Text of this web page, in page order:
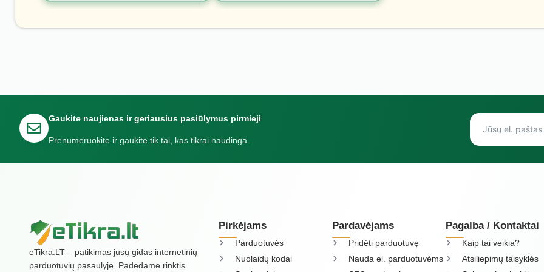
Gaukite naujienas ir geriausius pasiūlymus pirmieji
Prenumeruokite ir gaukite tik tai, kas tikrai naudinga.
eTikra.LT – patikimas jūsų gidas internetinių
parduotuvių pasaulyje. Padedame rinktis
Pirkėjams
Parduotuvės
Nuolaidų kodai
Pardavėjams
Pridėti parduotuvę
Nauda el. parduotuvėms
Pagalba / Kontaktai
Kaip tai veikia?
Atsiliepimų taisyklės